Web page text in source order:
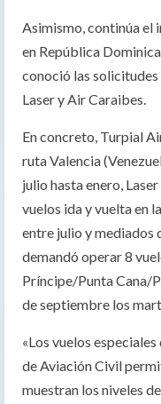
Asimismo, continúa el
en República
conoció las
Laser y Air Caraibes.
En concreto, Turpial
ruta Valencia
julio hasta enero,
vuelos ida y vuelta en
entre julio y mediados
demandó operar 8
Príncipe/Punta Cana/
de septiembre los
«Los vuelos
de Aviación Civil
muestran los niveles